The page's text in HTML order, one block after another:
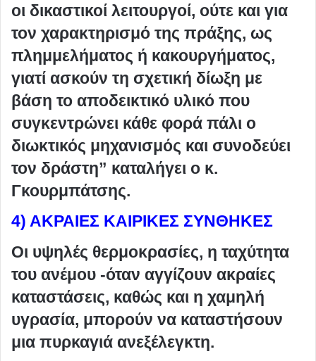
οι δικαστικοί λειτουργοί, ούτε και για
τον χαρακτηρισμό της πράξης, ως
πλημμελήματος ή κακουργήματος,
γιατί ασκούν τη σχετική δίωξη με
βάση το αποδεικτικό υλικό που
συγκεντρώνει κάθε φορά πάλι ο
διωκτικός μηχανισμός και συνοδεύει
τον δράστη” καταλήγει ο κ.
Γκουρμπάτσης.
4) ΑΚΡΑΙΕΣ ΚΑΙΡΙΚΕΣ ΣΥΝΘΗΚΕΣ
Οι υψηλές θερμοκρασίες, η ταχύτητα
του ανέμου -όταν αγγίζουν ακραίες
καταστάσεις, καθώς και η χαμηλή
υγρασία, μπορούν να καταστήσουν
μια πυρκαγιά ανεξέλεγκτη.